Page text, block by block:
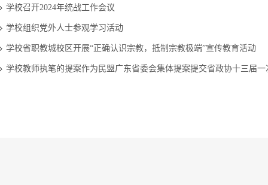
学校召开2024年统战工作会议
学校组织党外人士参观学习活动
学校省职教城校区开展“正确认识宗教，抵制宗教极端”宣传教育活动
学校教师执笔的提案作为民盟广东省委会集体提案提交省政协十三届一